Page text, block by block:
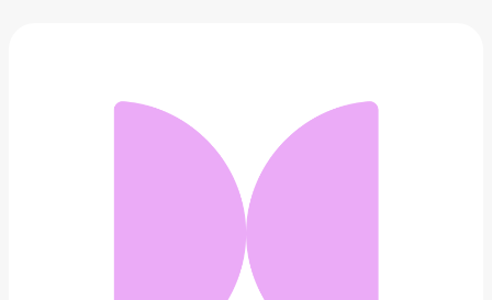
OnePlus 11
67 310 ₽
Добавить в вишлист